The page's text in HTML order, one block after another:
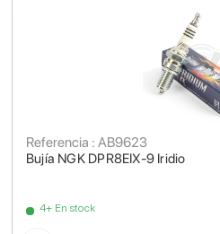
Bujía NGK DPR8EIX-9 Iridio
Referencia : AB9623
4+ En stock